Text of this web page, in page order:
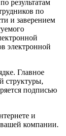
результатам
по
и заверением
электронной
Главное
структуры,
подписью
и
вашей компании.